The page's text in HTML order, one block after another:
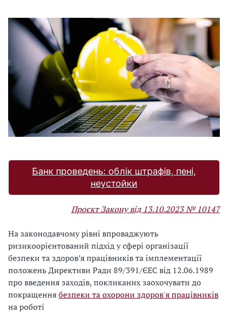
Банк проведень: облік штрафів, пені,
неустойки
Проєкт Закону від 13.10.2023 № 10147
На законодавчому рівні впроваджують
ризикоорієнтований підхід у сфері організації
безпеки та здоров’я працівників та імплементації
положень Директиви Ради 89/391/ЄЕС від 12.06.1989
про введення заходів, покликаних заохочувати до
покращеннябезпеки та охорони здоров'я працівників
на роботі